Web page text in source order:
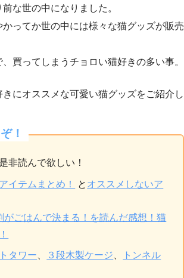
な世の中になりました。
ってか世の中には様々な猫グッズが販売
買ってしまうチョロい猫好きの多い事。
にオススメな可愛い猫グッズをご紹介し
！
非読んで欲しい！
イテムまとめ！ と オススメしないア
がごはんで決まる！を読んだ感想！猫
タワー ３段木製ケージ
トンネル